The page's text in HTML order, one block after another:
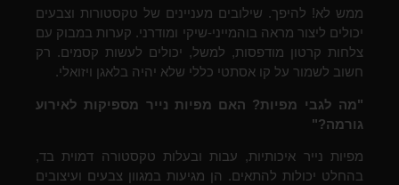
ממש לא! להיפך. שילובים מעניינים של טקסטורות וצבעים
יכולים ליצור מראה בוהמייני-שיקי ומודרני. קערות במבוק עם
צלחות קרטון מודפסות, למשל, יכולים לעשות קסמים. רק
חשוב לשמור על קו אסתטי כללי שלא יהיה בלאגן ויזואלי.
"מה לגבי מפיות? האם מפיות נייר מספיקות לאירוע
גורמה?"
מפיות נייר איכותיות, עבות ובעלות טקסטורה דמוית בד,
בהחלט יכולות להתאים. הן מגיעות במגוון צבעים ועיצובים